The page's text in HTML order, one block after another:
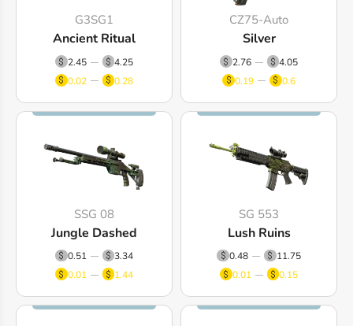
G3SG1
Ancient Ritual
2.45
4.25
0.02
0.28
CZ75-Auto
Silver
2.76
4.05
0.19
0.6
SSG 08
Jungle Dashed
0.51
3.34
0.01
1.44
SG 553
Lush Ruins
0.48
11.75
0.01
0.15